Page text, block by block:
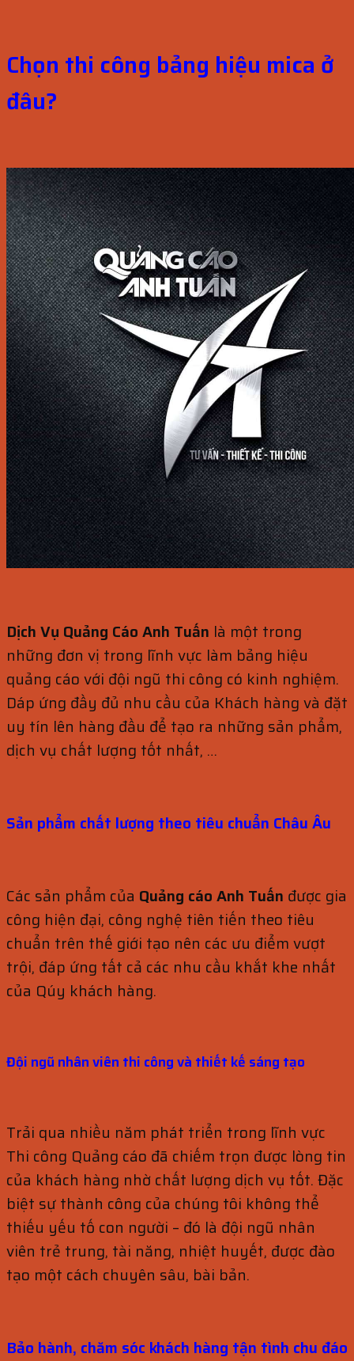
Chọn thi công bảng hiệu mica ở
đâu?
Dịch Vụ Quảng Cáo Anh Tuấn là một trong
những đơn vị trong lĩnh vực làm bảng hiệu
quảng cáo với đội ngũ thi công có kinh nghiệm.
Dáp ứng đầy đủ nhu cầu của Khách hàng và đặt
uy tín lên hàng đầu để tạo ra những sản phẩm,
dịch vụ chất lượng tốt nhất, …
Sản phẩm chất lượng theo tiêu chuẩn Châu Âu
Các sản phẩm của Quảng cáo Anh Tuấn được gia
công hiện đại, công nghệ tiên tiến theo tiêu
chuẩn trên thế giới tạo nên các ưu điểm vượt
trội, đáp ứng tất cả các nhu cầu khắt khe nhất
của Qúy khách hàng.
Đội ngũ nhân viên thi công và thiết kế sáng tạo
Trải qua nhiều năm phát triển trong lĩnh vực
Thi công Quảng cáo đã chiếm trọn được lòng tin
của khách hàng nhờ chất lượng dịch vụ tốt. Đặc
biệt sự thành công của chúng tôi không thể
thiếu yếu tố con người – đó là đội ngũ nhân
viên trẻ trung, tài năng, nhiệt huyết, được đào
tạo một cách chuyên sâu, bài bản.
Bảo hành, chăm sóc khách hàng tận tình chu đáo